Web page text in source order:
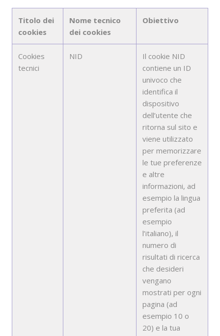
Titolo dei
cookies
Nome tecnico
dei cookies
Obiettivo
Cookies
tecnici
NID
Il cookie NID
contiene un ID
univoco che
identifica il
dispositivo
dell’utente che
ritorna sul sito e
viene utilizzato
per memorizzare
le tue preferenze
e altre
informazioni, ad
esempio la lingua
preferita (ad
esempio
l’italiano), il
numero di
risultati di ricerca
che desideri
vengano
mostrati per ogni
pagina (ad
esempio 10 o
20) e la tua